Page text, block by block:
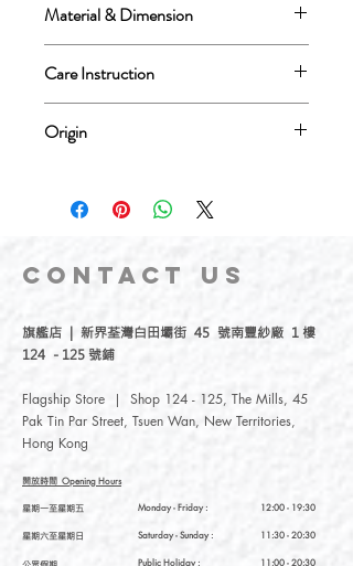
Material & Dimension
Rhodium Plated, 925 Silver Hook
Dimension: 23(L) x 20(W) x 37(H) (mm)
silver to water may lead to oxidation and
925 Sterling Silver Feature: Prolonged
lead to oxidation and discoloration
銀耳勾
尺寸：23(L) x 20(W) x 37(H)
(mm)
3D 打印尼龍特性鍍鉻：不建議長期接
925純銀特性
：不建議長期接觸水，否
則會氧化
Care Instruction
shower/bath, swimming
Origin
CONTACT US
旗艦店 | 新界荃灣白田壩街 45 號南豐紗廠 1 樓
124 - 125 號鋪
Flagship Store | Shop 124 - 125, The Mills, 45
Pak Tin Par Street, Tsuen Wan, New Territories,
Hong Kong
開放時間 Opening Hours
星期一至星期五
星期六至星期日
12:00 - 19:30
11:30 - 20:30
11:00 - 20:30
Monday - Friday :
Saturday- Sunday :
Public Holiday :